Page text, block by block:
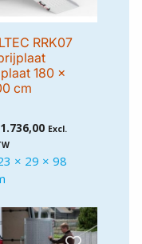
RRK07
180 x
cm
Excl.
× 29 × 98